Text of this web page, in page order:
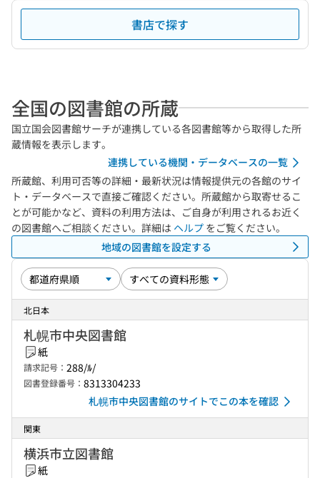
書店で探す
全国の図書館の所蔵
国立国会図書館サーチが連携している各図書館等から取得した所
蔵情報を表示します。
連携している機関・データベースの一覧
所蔵館、利用可否等の詳細・最新状況は情報提供元の各館のサイ
ト・データベースで直接ご確認ください。所蔵館から取寄せるこ
とが可能かなど、資料の利用方法は、ご自身が利用されるお近く
の図書館へご相談ください。詳細は ヘルプ をご覧ください。
地域の図書館を設定する
北日本
札幌市中央図書館
紙
請求記号： 288/ﾙ/
図書登録番号： 8313304233
札幌市中央図書館のサイトでこの本を確認
関東
横浜市立図書館
紙